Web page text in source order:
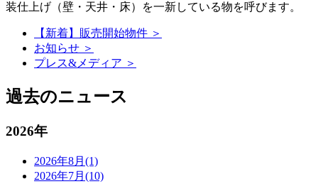
装仕上げ（壁・天井・床）を一新している物を呼びます。
【新着】販売開始物件 ＞
お知らせ ＞
プレス&メディア ＞
過去のニュース
2026年
2026年8月(1)
2026年7月(10)